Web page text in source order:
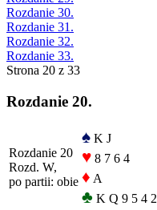
Rozdanie 30.
Rozdanie 31.
Rozdanie 32.
Rozdanie 33.
Strona 20 z 33
Rozdanie 20.
Rozdanie 20
Rozd. W,
po partii: obie
♠ K J
♥ 8 7 6 4
♦ A
♣ K Q 9 5 4 2